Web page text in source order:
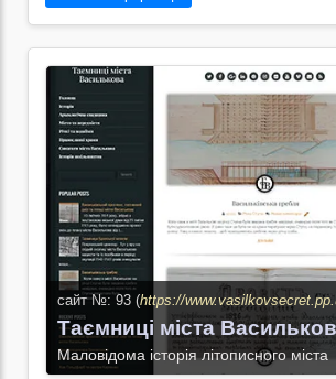
міжміських та приміських
перевізників а також по багатьох
рейсах до країн далекого
автобусні квитки інформація про
графіки руху та розклад
автостанцій завжди актуальні.
підтримка телефоном та
повернення квитка без штрафів та
можливе не пізніше ніж за 1 годину
поїздки у 99 перевізників./
сайт №: 93 (https://
Таємниці міста
Маловідома історія літописного міста